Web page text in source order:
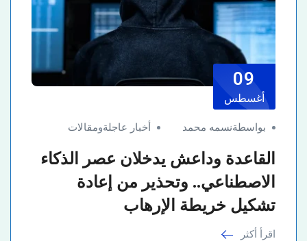
09
أغسطس
بواسطةنسمه محمد أخبار عاجلةومقالات
القاعدة وداعش يدخلان عصر الذكاء
الاصطناعي.. وتحذير من إعادة
تشكيل خريطة الإرهاب
اقرأ أكثر